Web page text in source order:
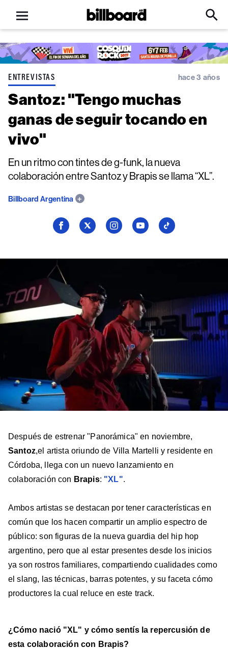
Open
menu
Billboard
Click
Input
ENTREVISTAS hace 3 años
Santoz: "Tengo muchas
ganas de seguir tocando en
vivo"
En un ritmo con tintes de g-funk, la nueva
colaboración entre Santoz y Brapis se llama “XL”.
Billboard Argentina
Seguí
en
Facebook
Seguí
en
Seguí
en
Seguí
en
Seguí
en
Después de estrenar "Panorámica" en noviembre,
Santoz,el artista oriundo de Villa Martelli y residente en
Córdoba, llega con un nuevo lanzamiento en
colaboración con Brapis: "XL".
Ambos artistas se destacan por tener características en
común que los hacen compartir un amplio espectro de
público: son figuras de la nueva guardia del hip hop
argentino, pero que al estar presentes desde los inicios
ya son rostros familiares, compartiendo cualidades como
el slang, las técnicas, barras potentes, y su faceta cómo
productores la cual reluce en este track.
¿Cómo nació "XL" y cómo sentís la repercusión de
esta colaboración con Brapis?